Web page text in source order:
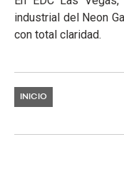
industrial del Neon
con total claridad.
INICIO